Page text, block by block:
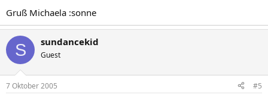
Gruß Michaela :sonne
S sundancekid
Guest
7 Oktober 2005 #5